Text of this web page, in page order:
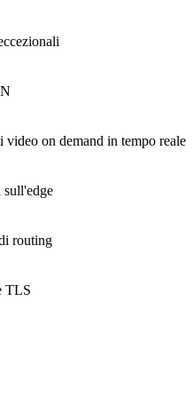
on demand in tempo reale
sull'edge
routing
TLS